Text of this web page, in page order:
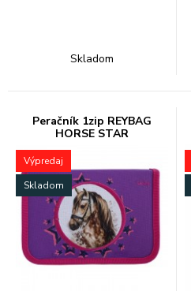
Skladom
Peračník 1zip REYBAG
HORSE STAR
Výpredaj
Skladom